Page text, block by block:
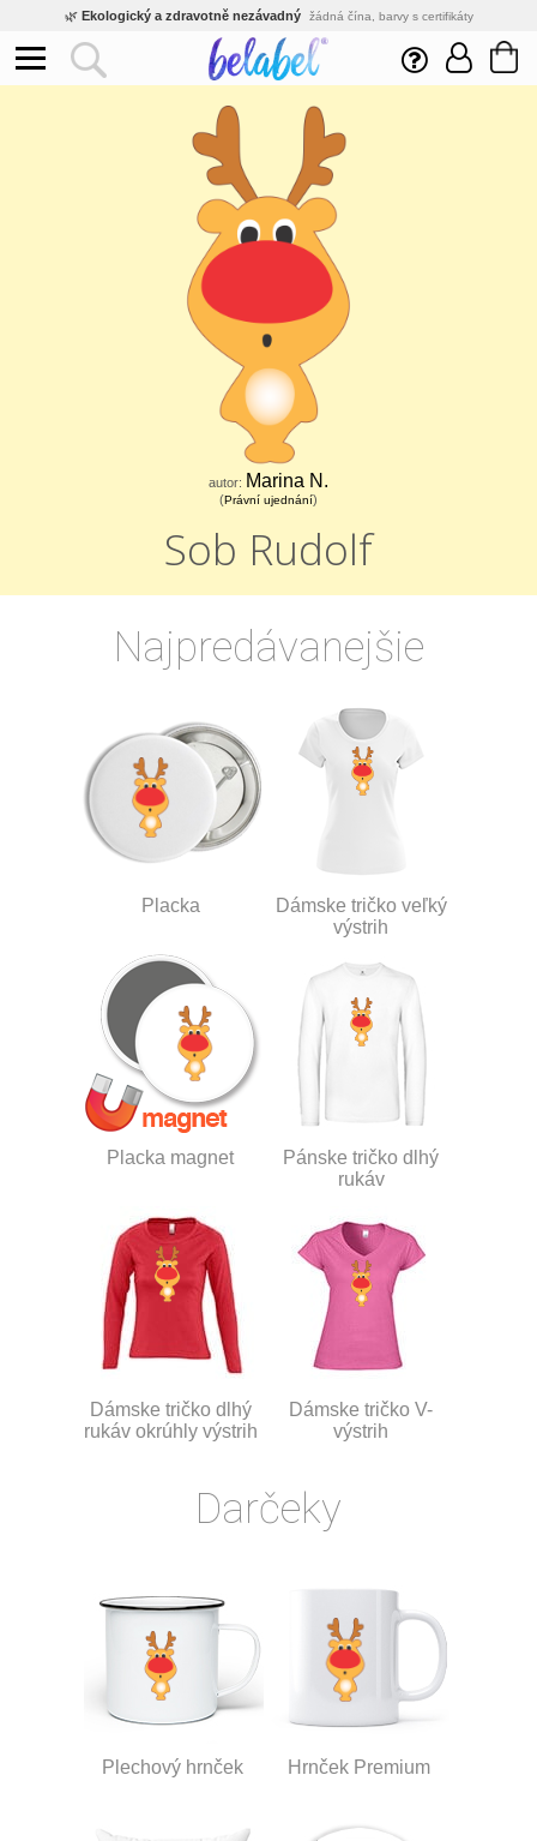
🌿 Ekologický a zdravotně nezávadný žádná čína, barvy s certifikáty
Inovativní výroba vlastní vývoj, nejnovější technologie
Rychlé dodání expedujeme do 24h
Výhodné pro firmy velké množstevní slevy
Kvalita pod kontrolou jsme přímý výrobce, žádný zprostředkovatel
Eshop s tradicí od roku 2010 tisíce spokojených zákazníků
autor: Marina N.
(Právní ujednání)
Sob Rudolf
Najpredávanejšie
Placka
Dámske tričko veľký
výstrih
Placka magnet
Pánske tričko dlhý
rukáv
Dámske tričko dlhý
rukáv okrúhly výstrih
Dámske tričko V-
výstrih
Darčeky
Plechový hrnček Hrnček Premium